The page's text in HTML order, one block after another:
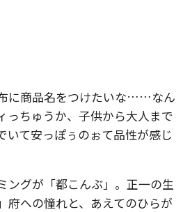
に商品名をつけたいな……なん
っちゅうか、子供から大人まで
いて安っぽぅのぉて品性が感じ
ングが「都こんぶ」。正一の生
府への憧れと、あえてのひらが